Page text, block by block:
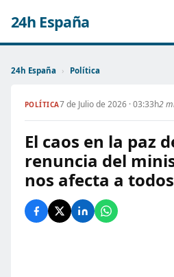
24h España
24h España › Política
POLÍTICA7 de Julio de 2026 · 03:33h2
El caos en la paz
renuncia del
nos afecta a todos